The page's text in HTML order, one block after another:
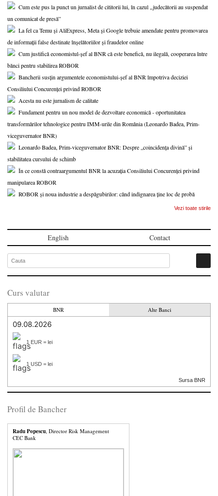
Cum este pus la punct un jurnalist de cititorii lui, în cazul „judecătorii au suspendat
un comunicat de presă”
La fel ca Temu și AliExpress, Meta și Google trebuie amendate pentru promovarea
de informații false destinate înșelătoriilor și fraudelor online
Cum justifică economistul-șef al BNR că este benefică, nu ilegală, cooperarea între
bănci pentru stabilirea ROBOR
Bancherii susțin argumentele economistului-șef al BNR împotriva deciziei
Consiliului Concurenței privind ROBOR
Acesta nu este jurnalism de calitate
Fundament pentru un nou model de dezvoltare economică - oportunitatea
transformărilor tehnologice pentru IMM-urile din România (Leonardo Badea, Prim-
viceguvernator BNR)
Leonardo Badea, Prim-viceguvernator BNR: Despre „coincidența divină” și
stabilitatea cursului de schimb
În ce constă contraargumentul BNR la acuzația Consiliului Concurenței privind
manipularea ROBOR
ROBOR și noua industrie a despăgubirilor: când indignarea ține loc de probă
Vezi toate stirile
English Contact
Curs valutar
BNR Alte Banci
09.08.2026
1 EUR = lei
1 USD = lei
Sursa BNR
Profil de Bancher
Radu Popescu, Director Risk Management
CEC Bank